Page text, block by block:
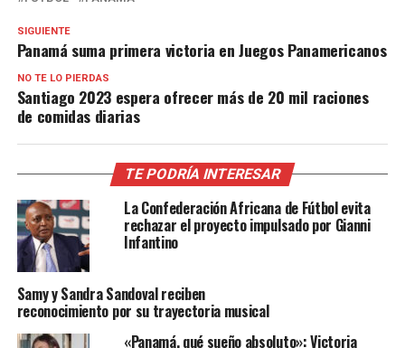
SIGUIENTE
Panamá suma primera victoria en Juegos Panamericanos
NO TE LO PIERDAS
Santiago 2023 espera ofrecer más de 20 mil raciones
de comidas diarias
TE PODRÍA INTERESAR
La Confederación Africana de Fútbol evita
rechazar el proyecto impulsado por Gianni
Infantino
Samy y Sandra Sandoval reciben
reconocimiento por su trayectoria musical
«Panamá, qué sueño absoluto»: Victoria